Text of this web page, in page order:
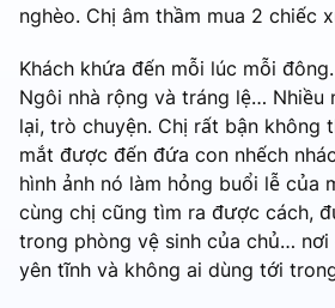
nghèo. Chị âm thầm mua 2 chiếc
Khách khứa đến mỗi lúc mỗi
Ngôi nhà rộng và tráng lệ… Nhiều
lại, trò chuyện. Chị rất bận không
mắt được đến đứa con nhếch
hình ảnh nó làm hỏng buổi lễ của
cùng chị cũng tìm ra được cách,
trong phòng vệ sinh của chủ…
yên tĩnh và không ai dùng tới